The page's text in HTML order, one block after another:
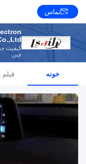
تماس
کیفیت
چین
خونه فیلم